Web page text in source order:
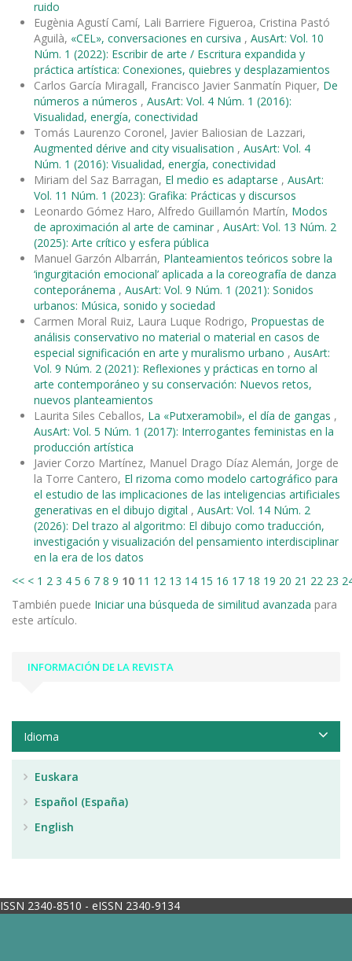
ruido
Eugènia Agustí Camí, Lali Barriere Figueroa, Cristina Pastó
Aguilà, «CEL», conversaciones en cursiva , AusArt: Vol. 10
Núm. 1 (2022): Escribir de arte / Escritura expandida y
práctica artística: Conexiones, quiebres y desplazamientos
Carlos García Miragall, Francisco Javier Sanmatín Piquer, De
números a números , AusArt: Vol. 4 Núm. 1 (2016):
Visualidad, energía, conectividad
Tomás Laurenzo Coronel, Javier Baliosian de Lazzari,
Augmented dérive and city visualisation , AusArt: Vol. 4
Núm. 1 (2016): Visualidad, energía, conectividad
Miriam del Saz Barragan, El medio es adaptarse , AusArt:
Vol. 11 Núm. 1 (2023): Grafika: Prácticas y discursos
Leonardo Gómez Haro, Alfredo Guillamón Martín, Modos
de aproximación al arte de caminar , AusArt: Vol. 13 Núm. 2
(2025): Arte crítico y esfera pública
Manuel Garzón Albarrán, Planteamientos teóricos sobre la
‘ingurgitación emocional’ aplicada a la coreografía de danza
conteporánema , AusArt: Vol. 9 Núm. 1 (2021): Sonidos
urbanos: Música, sonido y sociedad
Carmen Moral Ruiz, Laura Luque Rodrigo, Propuestas de
análisis conservativo no material o material en casos de
especial significación en arte y muralismo urbano , AusArt:
Vol. 9 Núm. 2 (2021): Reflexiones y prácticas en torno al
arte contemporáneo y su conservación: Nuevos retos,
nuevos planteamientos
Laurita Siles Ceballos, La «Putxeramobil», el día de gangas ,
AusArt: Vol. 5 Núm. 1 (2017): Interrogantes feministas en la
producción artística
Javier Corzo Martínez, Manuel Drago Díaz Alemán, Jorge de
la Torre Cantero, El rizoma como modelo cartográfico para
el estudio de las implicaciones de las inteligencias artificiales
generativas en el dibujo digital , AusArt: Vol. 14 Núm. 2
(2026): Del trazo al algoritmo: El dibujo como traducción,
investigación y visualización del pensamiento interdisciplinar
en la era de los datos
<< < 1 2 3 4 5 6 7 8 9 10 11 12 13 14 15 16 17 18 19 20 21 22 23
También puede Iniciar una búsqueda de similitud avanzada para
este artículo.
INFORMACIÓN DE LA REVISTA
Idioma
Euskara
Español (España)
English
ISSN 2340-8510 - eISSN 2340-9134